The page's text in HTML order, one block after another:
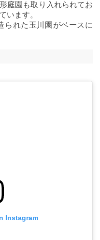
庭園も取り入れられてお
います。
られた玉川園がベースに
Instagram